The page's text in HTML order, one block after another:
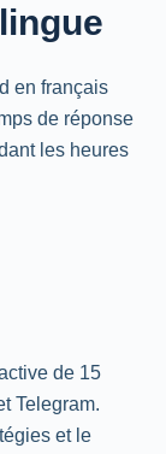
en français
de réponse
les heures
de 15
Telegram.
et le